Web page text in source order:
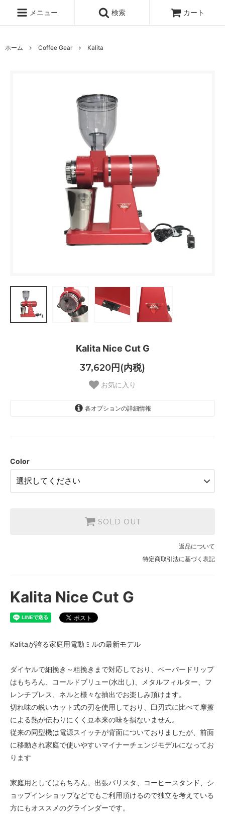
メニュー 検索 カート
ホーム Coffee Gear Kalita
Kalita Nice Cut G
37,620円(内税)
お気に入り
各オプションの詳細情報
Color
SOLD OUT
返品について
特定商取引法に基づく表記
Kalita Nice Cut G
Kalitaが誇る家庭用電動ミルの最新モデル
ダイヤルで細挽き～粗挽きまで対応しており、ペーパードリップ
はもちろん、コールドブリュー(水出し)、メタルフィルター、フ
レンチプレス、ネルと様々な抽出でお楽しみ頂けます。
切れ味の鋭いカット式の刃を使用しており、臼刃式に比べて摩擦
による熱が伝わりにくく豆本来の味を損ないません。
従来の同型機は電源スイッチが背面についておりましたが、前面
に移動され家庭で使いやすいマイナーチェンジモデルになってお
ります
家庭用としてはもちろん、出張バリスタ、コーヒースタンド、シ
ョップインショップなどでもご利用頂けるので独立を考えている
方にもオススメのグラインダーです。